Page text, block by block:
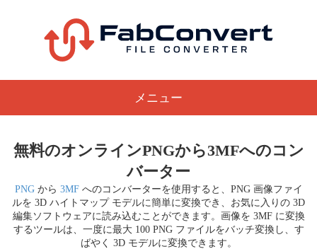
メニュー
無料のオンラインPNGから3MFへのコン
バーター
PNGから 3MFへのコンバーターを使用すると、PNG 画像ファイ
ルを 3D ハイトマップ モデルに簡単に変換でき、お気に入りの 3D
編集ソフトウェアに読み込むことができます。画像を 3MF に変換
するツールは、一度に最大 100 PNG ファイルをバッチ変換し、す
ばやく 3D モデルに変換できます。